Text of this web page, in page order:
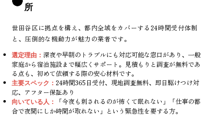
所
世田谷区に拠点を構え、都内全域をカバーする24時間受付体制
と、圧倒的な機動力が魅力の業者です。
選定理由： 深夜や早朝のトラブルにも対応可能な窓口があり、一般
家庭から宿泊施設まで幅広くサポート。見積もりと調査が無料であ
る点も、初めて依頼する際の安心材料です。
主要スペック： 24時間365日受付、現地調査無料、即日駆けつけ対
応、アフター保証あり
向いている人：
「今夜も刺されるのが怖くて眠れない」「仕事の都
合で夜間にしか時間が取れない」という緊急性を要する方。